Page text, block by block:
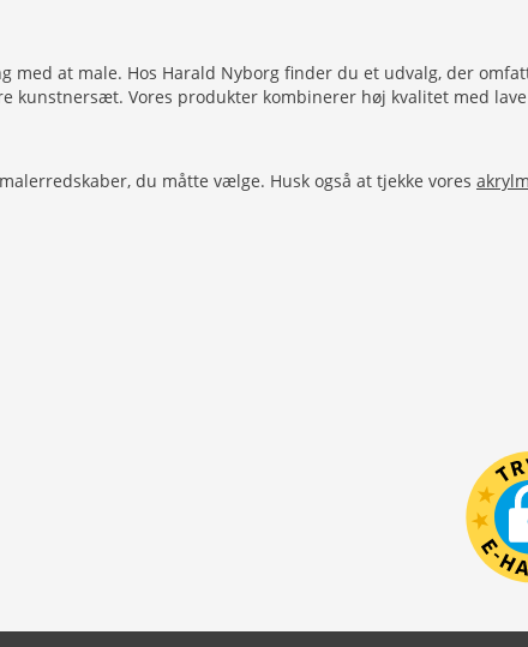
med at male. Hos Harald Nyborg finder du et udvalg, der
Vores produkter kombinerer høj kvalitet med
du måtte vælge. Husk også at tjekke vores